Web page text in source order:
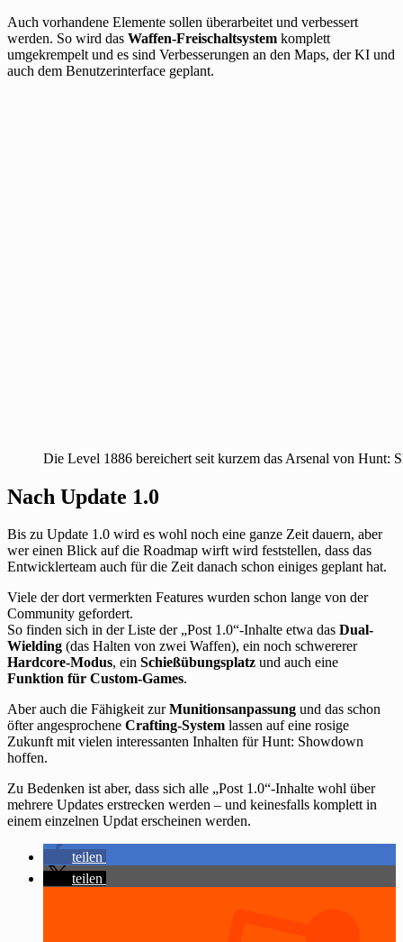
Auch vorhandene Elemente sollen überarbeitet und verbessert
werden. So wird das Waffen-Freischaltsystem komplett
umgekrempelt und es sind Verbesserungen an den Maps, der KI und
auch dem Benutzerinterface geplant.
Die Level 1886 bereichert seit kurzem das Arsenal von Hunt:
Nach Update 1.0
Bis zu Update 1.0 wird es wohl noch eine ganze Zeit dauern, aber
wer einen Blick auf die Roadmap wirft wird feststellen, dass das
Entwicklerteam auch für die Zeit danach schon einiges geplant hat.
Viele der dort vermerkten Features wurden schon lange von der
Community gefordert.
So finden sich in der Liste der „Post 1.0“-Inhalte etwa das Dual-
Wielding (das Halten von zwei Waffen), ein noch schwererer
Hardcore-Modus, ein Schießübungsplatz und auch eine
Funktion für Custom-Games.
Aber auch die Fähigkeit zurMunitionsanpassung und das schon
öfter angesprochene Crafting-System lassen auf eine rosige
Zukunft mit vielen interessanten Inhalten für Hunt: Showdown
hoffen.
Zu Bedenken ist aber, dass sich alle „Post 1.0“-Inhalte wohl über
mehrere Updates erstrecken werden – und keinesfalls komplett in
einem einzelnen Updat erscheinen werden.
teilen
teilen